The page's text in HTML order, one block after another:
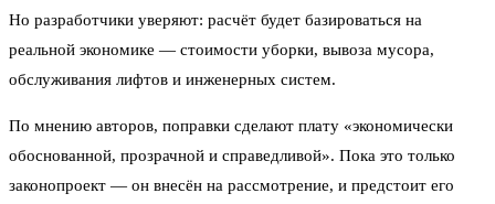
Но разработчики уверяют: расчёт будет базироваться на
реальной экономике — стоимости уборки, вывоза мусора,
обслуживания лифтов и инженерных систем.
По мнению авторов, поправки сделают плату «экономически
обоснованной, прозрачной и справедливой». Пока это только
законопроект — он внесён на рассмотрение, и предстоит его